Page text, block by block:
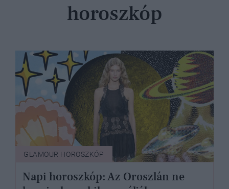
horoszkóp
GLAMOUR HOROSZKÓP
Napi horoszkóp: Az Oroszlán ne